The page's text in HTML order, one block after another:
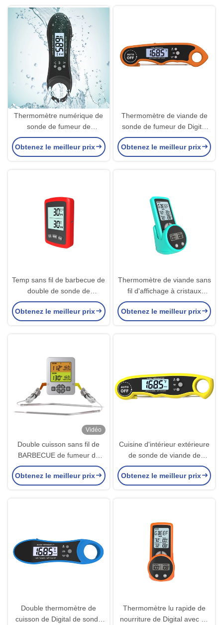
Thermomètre numérique de
sonde de fumeur de
BARBECUE double 150
degrés de 200c Fordable
Obtenez le meilleur prix
Thermomètre de viande de
sonde de fumeur de Digital
double avec l'alarme
Obtenez le meilleur prix
Temp sans fil de barbecue de
double de sonde de
thermomètre de gril de
Digital d'APPLI thermomètre
de wifi
Obtenez le meilleur prix
Thermomètre de viande sans
fil d'affichage à cristaux
liquides avec le double
fumeur de gril de sonde de
télédétecteur magnétique
Obtenez le meilleur prix
Vidéo
Double cuisson sans fil de
BARBECUE de fumeur de
bifteck de thermomètre de
viande de sonde
Obtenez le meilleur prix
Cuisine d'intérieur extérieure
de sonde de viande de
double thermomètre
numérique de sonde de
fumeur
Obtenez le meilleur prix
Double thermomètre de
cuisson de Digital de sonde
Thermomètre lu rapide de
nourriture de Digital avec de